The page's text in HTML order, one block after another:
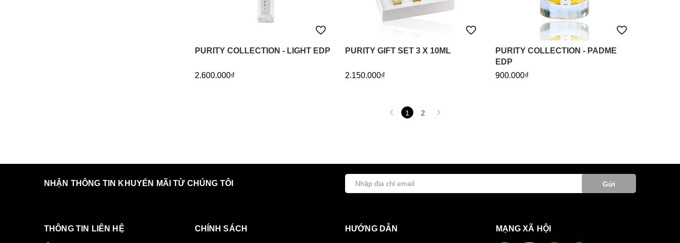
PURITY COLLECTION - LIGHT EDP
2.600.000₫
PURITY GIFT SET 3 X 10ML
2.150.000₫
PURITY COLLECTION - PADME
EDP
900.000₫
1 2
NHẬN THÔNG TIN KHUYẾN MÃI TỪ CHÚNG TÔI Gửi
THÔNG TIN LIÊN HỆ CHÍNH SÁCH HƯỚNG DẪN MẠNG XÃ HỘI